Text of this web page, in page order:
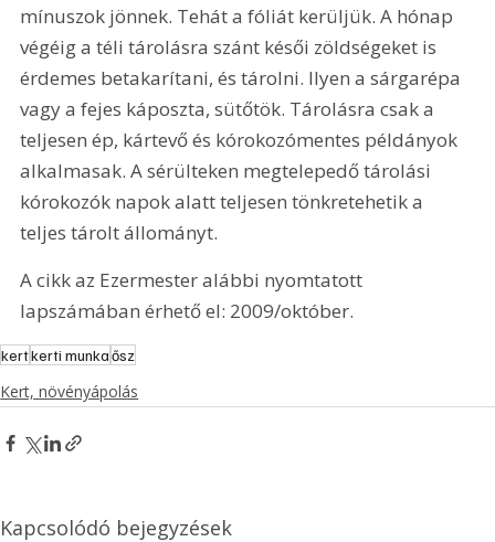
mínuszok jönnek. Tehát a fóliát kerüljük. A hónap
végéig a téli tárolásra szánt késői zöldségeket is
érdemes betakarítani, és tárolni. Ilyen a sárgarépa
vagy a fejes káposzta, sütőtök. Tárolásra csak a
teljesen ép, kártevő és kórokozómentes példányok
alkalmasak. A sérülteken megtelepedő tárolási
kórokozók napok alatt teljesen tönkretehetik a
teljes tárolt állományt.
A cikk az Ezermester alábbi nyomtatott
lapszámában érhető el: 2009/október.
kertkerti munkaősz
Kert, növényápolás
Kapcsolódó bejegyzések